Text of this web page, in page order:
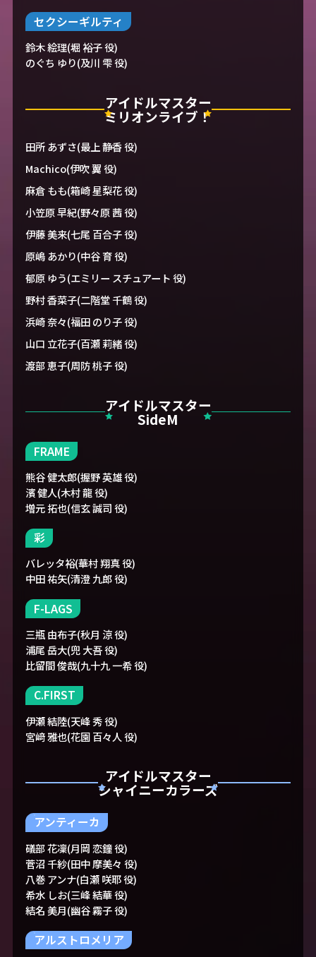
セクシーギルティ
鈴木 絵理(堀 裕子 役)
のぐち ゆり(及川 雫 役)
アイドルマスター
ミリオンライブ！
田所 あずさ(最上 静香 役)
Machico(伊吹 翼 役)
麻倉 もも(箱崎 星梨花 役)
小笠原 早紀(野々原 茜 役)
伊藤 美来(七尾 百合子 役)
原嶋 あかり(中谷 育 役)
郁原 ゆう(エミリー スチュアート 役)
野村 香菜子(二階堂 千鶴 役)
浜崎 奈々(福田 のり子 役)
山口 立花子(百瀬 莉緒 役)
渡部 恵子(周防 桃子 役)
アイドルマスター
SideM
FRAME
熊谷 健太郎(握野 英雄 役)
濱 健人(木村 龍 役)
増元 拓也(信玄 誠司 役)
彩
バレッタ裕(華村 翔真 役)
中田 祐矢(清澄 九郎 役)
F-LAGS
三瓶 由布子(秋月 涼 役)
浦尾 岳大(兜 大吾 役)
比留間 俊哉(九十九 一希 役)
C.FIRST
伊瀬 結陸(天峰 秀 役)
宮﨑 雅也(花園 百々人 役)
アイドルマスター
シャイニーカラーズ
アンティーカ
礒部 花凜(月岡 恋鐘 役)
菅沼 千紗(田中 摩美々 役)
八巻 アンナ(白瀬 咲耶 役)
希水 しお(三峰 結華 役)
結名 美月(幽谷 霧子 役)
アルストロメリア